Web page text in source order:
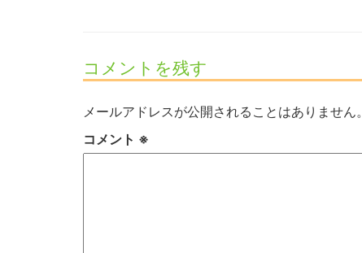
コメントを残す
メールアドレスが公開されることはありません。
コメント ※